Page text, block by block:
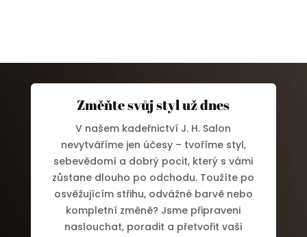
Změňte svůj styl už dnes
V našem kadeřnictví J. H. Salon
nevytváříme jen účesy – tvoříme styl,
sebevědomí a dobrý pocit, který s vámi
zůstane dlouho po odchodu. Toužíte po
osvěžujícím střihu, odvážné barvě nebo
kompletní změně? Jsme připraveni
naslouchat, poradit a přetvořit vaši